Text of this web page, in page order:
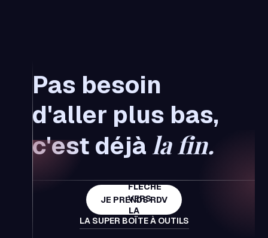
Pas besoin
d'aller plus bas,
c'est déjà la fin.
JE PRENDS RDV
LA SUPER BOÏTE À OUTILS